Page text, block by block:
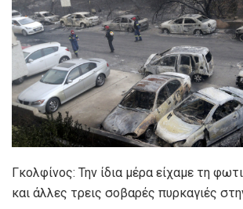
Γκολφίνος: Την ίδια μέρα είχαμε τη
και άλλες τρεις σοβαρές πυρκαγιές